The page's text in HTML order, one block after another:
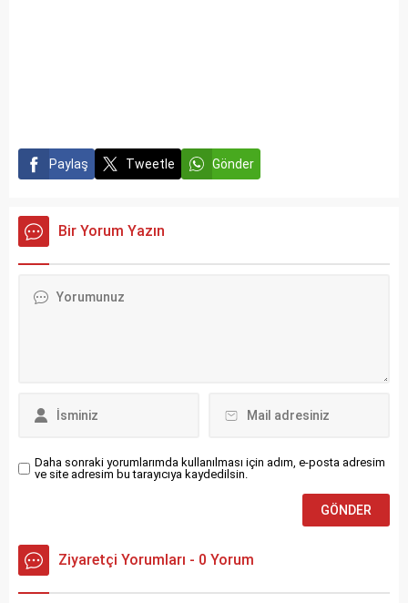
Paylaş Tweetle Gönder
Bir Yorum Yazın
Daha sonraki yorumlarımda kullanılması için adım, e-posta adresim
ve site adresim bu tarayıcıya kaydedilsin.
Ziyaretçi Yorumları - 0 Yorum